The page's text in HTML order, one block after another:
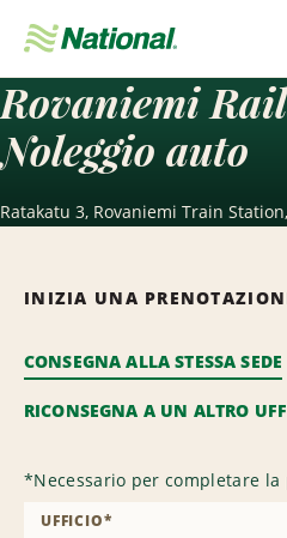
navigazione
Rovaniemi
Noleggio auto
Ratakatu 3, Rovaniemi Train
INIZIA UNA
CONSEGNA ALLA STESSA SEDE
RICONSEGNA A UN ALTRO
*Necessario per completare
UFFICIO*